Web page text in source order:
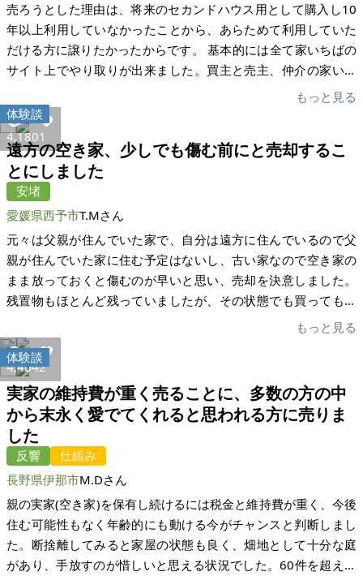
売ろうとした理由は、将来のセカンドハウス用として購入し10
年以上利用していなかったことから、あらためて利用していた
だける方に譲りたかったからです。 基本的には全て家いちばの
サイト上でやり取りが出来ました。買主と売主、仲介の家いち
ば、三者でメッセージでのやりとりができるので、とても分か
りやすかったです。問い合わせが多数あったもののなかなか進
みませんでしたが、購入頂いた買主さまは経験豊富でとてもス
ムーズに取引ができました。簡単には売却できないと考えてい
たので、今回利用して本当に良かったです。売却までもっと時
間がかかると思っていたので、年内で売却できとても感謝して
います。
もっと見る
4,1801
体験談
遠方の空き家、少しでも傷む前にと売却するこ
とにしました
安堵
愛媛県西予市T.Mさん
元々は父親が住んでいた家で、自分は遠方に住んでいるので父
親が住んでいた家に住む予定はないし、古い家なので空き家の
まま放っておくと傷むのが早いと思い、売却を決意しました。
残置物もほとんど残っていましたが、その状態でも買ってもら
える方が居て、その方に決めました。家の売却は、普通は不動
産屋を通じて売却しないといけないと思っていましたが、家い
ちば様の存在を知って売りに出しました。半信半疑のまま掲示
板に載せましたが、いろんな方に問い合わせをいただいてスム
ーズに売却まで手続きしてもらえた。すごく良いシステムだと
思いました。 売却までいろいろと手続きしていただきありがと
うございました。無事に売却できて安心しております。空き家
を持っておられる方たちが家いちば様のシステムを利用して、
もっともっと空き家が解消されたらいいと思っております。本
当にありがとうございました。
もっと見る
4,4042
体験談
実家の維持費が重く売ることに、多数の方の中
から末永く愛でてくれると思われる方に売りま
した
反響
仕組み
長野県伊那市M.Dさん
親の実家(空き家)を保有し続けるには税金と維持費が重く、今後
住む可能性もなく年齢的にも動ける今がチャンスと判断しまし
た。断捨離してみると家屋の状態も良く、畑地として十分な庭
があり、手放すのが惜しいと思える状況でした。60件を超える